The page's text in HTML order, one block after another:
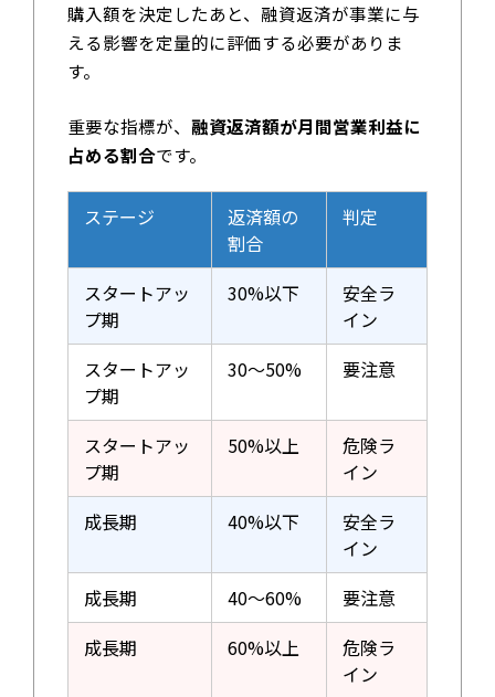
購入額を決定したあと、融資返済が事業に与
える影響を定量的に評価する必要がありま
す。
重要な指標が、 融資返済額が月間営業利益に
占める割合です。
ステージ
返済額の
割合
判定
スタートアッ
プ期
30%以下
安全ラ
イン
スタートアッ
プ期
30～50% 要注意
スタートアッ
プ期
50%以上
危険ラ
イン
成長期
40%以下
安全ラ
イン
成長期
40～60%
要注意
成長期
60%以上
危険ラ
イン